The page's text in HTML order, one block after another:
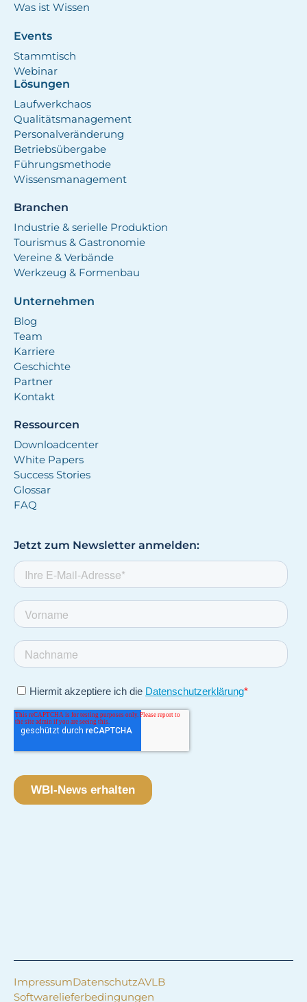
Was ist Wissen
Events
Stammtisch
Webinar
Lösungen
Laufwerkchaos
Qualitätsmanagement
Personalveränderung
Betriebsübergabe
Führungsmethode
Wissensmanagement
Branchen
Industrie & serielle Produktion
Tourismus & Gastronomie
Vereine & Verbände
Werkzeug & Formenbau
Unternehmen
Blog
Team
Karriere
Geschichte
Partner
Kontakt
Ressourcen
Downloadcenter
White Papers
Success Stories
Glossar
FAQ
Jetzt zum Newsletter anmelden:
ImpressumDatenschutzAVLB
Softwarelieferbedingungen